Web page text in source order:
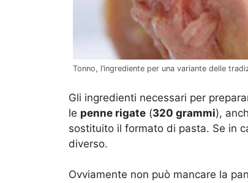
Tonno, l’ingrediente per una variante delle
Gli ingredienti necessari per
le penne rigate (320 grammi),
sostituito il formato di pasta. Se in
diverso.
Ovviamente non può mancare la